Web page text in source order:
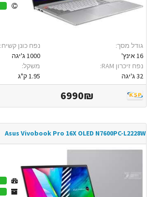
גודל מסך:
16 אינץ'
נפח זיכרון RAM:
32 ג'יגה
נפח כונן קשיח:
1000 ג'יגה
משקל:
1.95 ק"ג
6990₪
Asus Vivobook Pro 16X OLED N7600PC-L2228W